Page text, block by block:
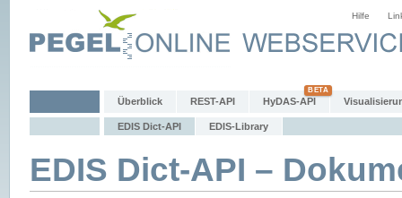
Hilfe
Überblick REST-API HyDAS-API
EDIS Dict-API EDIS-Library
EDIS Dict-API –